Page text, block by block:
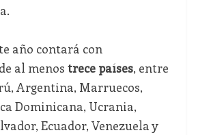
año contará con
al menos trece países, entre
Argentina, Marruecos,
Dominicana, Ucrania,
Ecuador, Venezuela y